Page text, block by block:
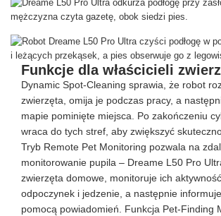
Funkcje dla właścicieli
Dynamic Spot-Cleaning sprawia, że robot
zwierzęta, omija je podczas pracy, a
mapie pominięte miejsca. Po zakończeniu
wraca do tych stref, aby zwiększyć
Tryb Remote Pet Monitoring pozwala na
monitorowanie pupila – Dreame L50 Pro
zwierzęta domowe, monitoruje ich
odpoczynek i jedzenie, a następnie
pomocą powiadomień. Funkcja Pet-Finding